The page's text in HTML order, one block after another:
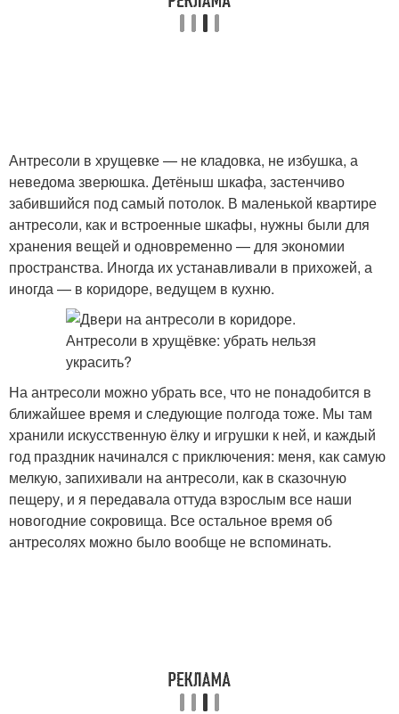
Антресоли в хрущевке — не кладовка, не избушка, а
неведома зверюшка. Детёныш шкафа, застенчиво
забившийся под самый потолок. В маленькой квартире
антресоли, как и встроенные шкафы, нужны были для
хранения вещей и одновременно — для экономии
пространства. Иногда их устанавливали в прихожей, а
иногда — в коридоре, ведущем в кухню.
На антресоли можно убрать все, что не понадобится в
ближайшее время и следующие полгода тоже. Мы там
хранили искусственную ёлку и игрушки к ней, и каждый
год праздник начинался с приключения: меня, как самую
мелкую, запихивали на антресоли, как в сказочную
пещеру, и я передавала оттуда взрослым все наши
новогодние сокровища. Все остальное время об
антресолях можно было вообще не вспоминать.